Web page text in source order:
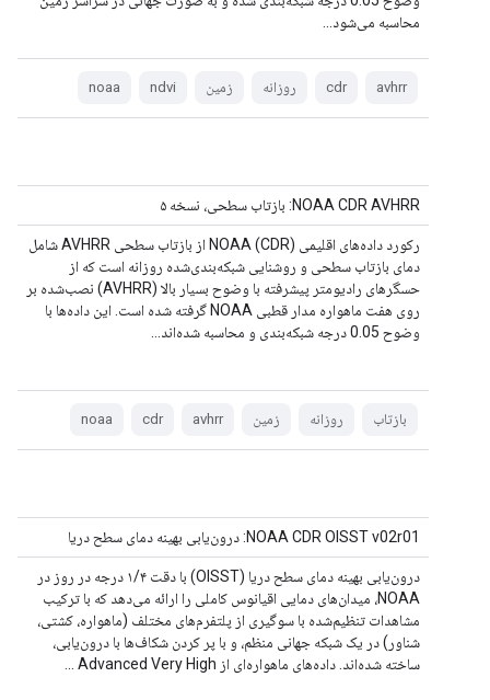
محاسبه می‌شود...
avhrr
cdr روزانه زمین ndvi
noaa
NOAA CDR AVHRR: بازتاب سطحی، نسخه ۵
رکورد داده‌های اقلیمی NOAA (CDR) از بازتاب سطحی AVHRR شامل
دمای بازتاب سطحی و روشنایی شبکه‌بندی‌شده روزانه است که از
حسگرهای رادیومتر پیشرفته با وضوح بسیار بالا (AVHRR) نصب‌شده بر
روی هفت ماهواره مدار قطبی NOAA گرفته شده است. این داده‌ها با
وضوح 0.05 درجه شبکه‌بندی و محاسبه شده‌اند...
بازتاب روزانه زمین avhrr
cdr
noaa
NOAA CDR OISST v02r01: درون‌یابی بهینه دمای سطح دریا
درون‌یابی بهینه دمای سطح دریا (OISST) با دقت ۱/۴ درجه در روز در
NOAA، میدان‌های دمایی اقیانوس کاملی را ارائه می‌دهد که با ترکیب
مشاهدات تنظیم‌شده با سوگیری از پلتفرم‌های مختلف (ماهواره، کشتی،
شناور) در یک شبکه جهانی منظم، و با پر کردن شکاف‌ها با درون‌یابی،
ساخته شده‌اند. داده‌های ماهواره‌ای از Advanced Very High ...